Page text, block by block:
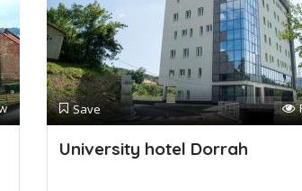
Save
University hotel Dorrah